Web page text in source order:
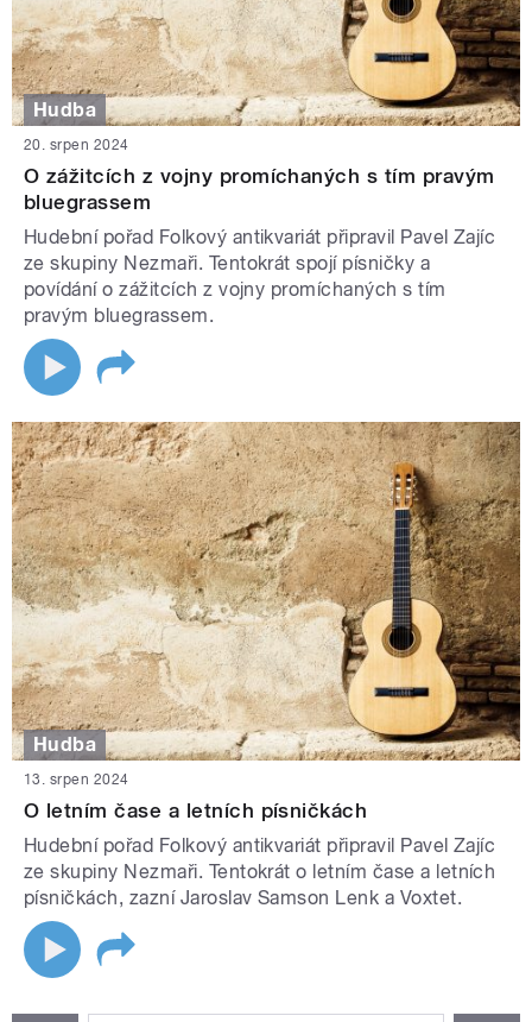
Hudba
20. srpen 2024
O zážitcích z vojny promíchaných s tím pravým
bluegrassem
Hudební pořad Folkový antikvariát připravil Pavel Zajíc
ze skupiny Nezmaři. Tentokrát spojí písničky a
povídání o zážitcích z vojny promíchaných s tím
pravým bluegrassem.
Hudba
13. srpen 2024
O letním čase a letních písničkách
Hudební pořad Folkový antikvariát připravil Pavel Zajíc
ze skupiny Nezmaři. Tentokrát o letním čase a letních
písničkách, zazní Jaroslav Samson Lenk a Voxtet.